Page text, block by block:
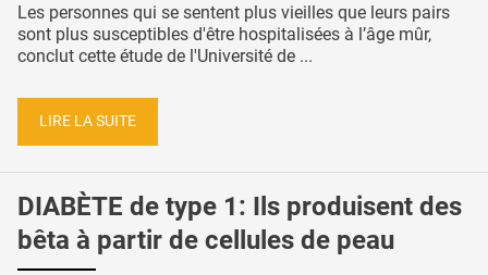
Les personnes qui se sentent plus vieilles que leurs pairs
sont plus susceptibles d'être hospitalisées à l’âge mûr,
conclut cette étude de l'Université de ...
LIRE LA SUITE
DIABÈTE de type 1: Ils produisent des
bêta à partir de cellules de peau